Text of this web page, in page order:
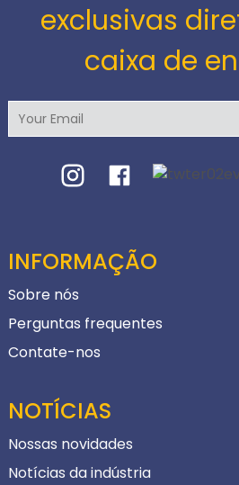
exclusivas
caixa de
INFORMAÇÃO
Sobre nós
Perguntas frequentes
Contate-nos
NOTÍCIAS
Nossas novidades
Notícias da indústria